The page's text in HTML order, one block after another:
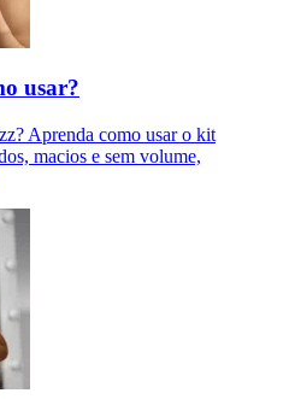
usar?
Aprenda como usar o kit
macios e sem volume,